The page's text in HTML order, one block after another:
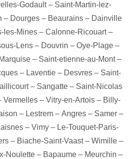
Godault– Saint-Martin-lez-
– Dourges – Beaurains – Dainville
les-Mines– Calonne-Ricouart–
Lens– Douvrin – Oye-Plage–
Marquise – Saint-etienne-au-Mont–
– Laventie– Desvres– Saint-
– Sangatte – Saint-Nicolas
Vermelles– Vitry-en-Artois– Billy-
– Lestrem – Angres – Samer –
– Vimy– Le-Touquet-Paris-
– Biache-Saint-Vaast– Wimille–
Noulette– Bapaume– Meurchin –